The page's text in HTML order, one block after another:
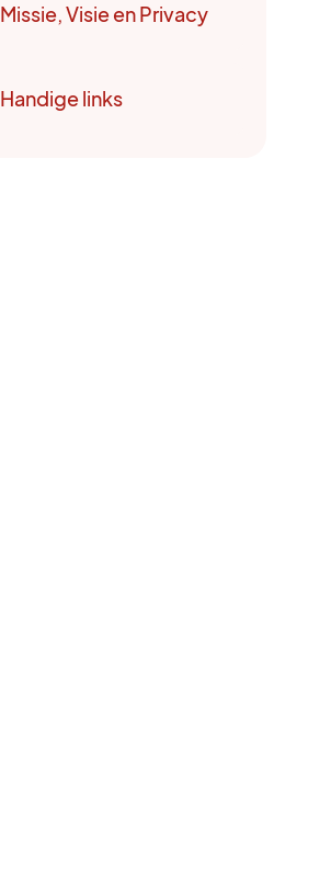
Missie, Visie en Privacy
Handige links